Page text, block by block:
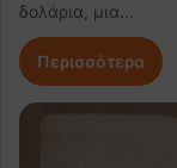
δολάρια, μια…
Περισσότερα